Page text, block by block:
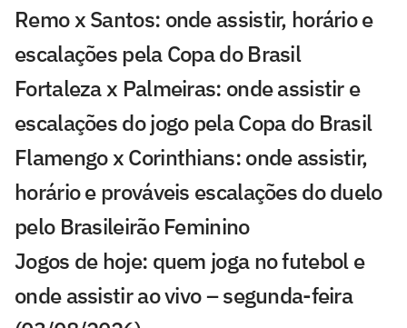
Remo x Santos: onde assistir, horário e
escalações pela Copa do Brasil
Fortaleza x Palmeiras: onde assistir e
escalações do jogo pela Copa do Brasil
Flamengo x Corinthians: onde assistir,
horário e prováveis escalações do duelo
pelo Brasileirão Feminino
Jogos de hoje: quem joga no futebol e
onde assistir ao vivo – segunda-feira